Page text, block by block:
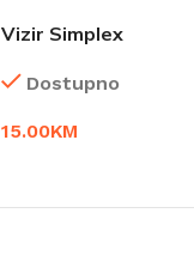
Vizir Simplex
Dostupno
15.00KM